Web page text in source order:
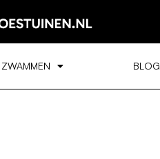
ZWAMMEN BLOG